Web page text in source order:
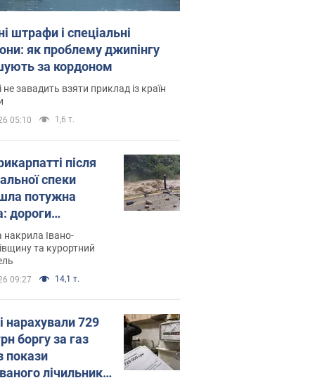
штрафи і спеціальні
як проблему джипінгу
за кордоном
не завадить взяти приклад із країн
05:10 1,6 т.
після
спеки
потужна
дороги
на
Відео
накрила Івано-
та курортний
09:27 14,1 т.
нарахували 729
боргу за газ
покази
лічильника: